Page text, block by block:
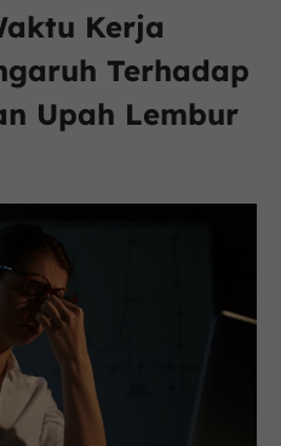
Kerja
Terhadap
Upah Lembur